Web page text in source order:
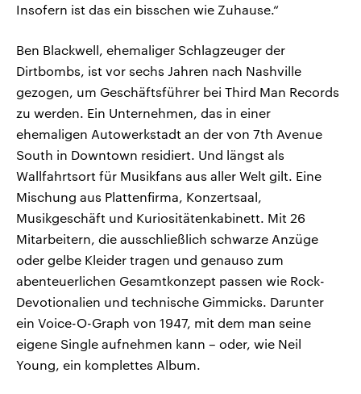
Insofern ist das ein bisschen wie Zuhause.“
Ben Blackwell, ehemaliger Schlagzeuger der
Dirtbombs, ist vor sechs Jahren nach Nashville
gezogen, um Geschäftsführer bei Third Man Records
zu werden. Ein Unternehmen, das in einer
ehemaligen Autowerkstadt an der von 7th Avenue
South in Downtown residiert. Und längst als
Wallfahrtsort für Musikfans aus aller Welt gilt. Eine
Mischung aus Plattenfirma, Konzertsaal,
Musikgeschäft und Kuriositätenkabinett. Mit 26
Mitarbeitern, die ausschließlich schwarze Anzüge
oder gelbe Kleider tragen und genauso zum
abenteuerlichen Gesamtkonzept passen wie Rock-
Devotionalien und technische Gimmicks. Darunter
ein Voice-O-Graph von 1947, mit dem man seine
eigene Single aufnehmen kann – oder, wie Neil
Young, ein komplettes Album.